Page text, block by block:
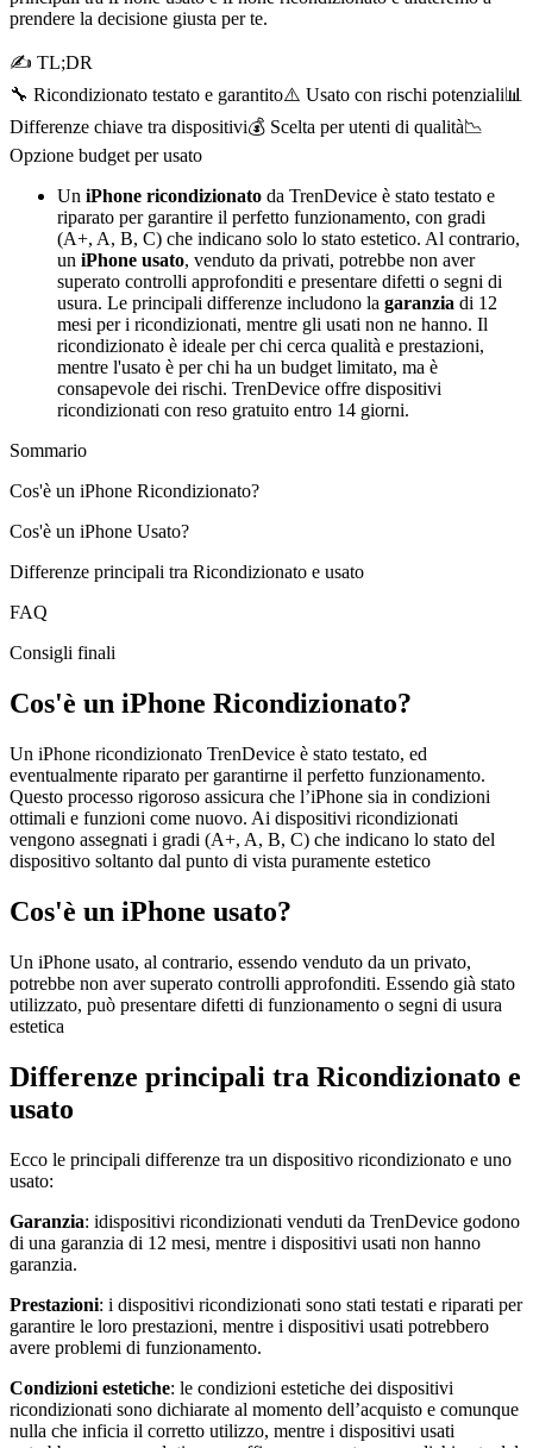
prendere la decisione giusta per te.
✍ TL;DR
🔧 Ricondizionato testato e garantito⚠️ Usato con rischi potenziali📊
Differenze chiave tra dispositivi💰 Scelta per utenti di qualità📉
Opzione budget per usato
Un iPhone ricondizionato da TrenDevice è stato testato e
riparato per garantire il perfetto funzionamento, con gradi
(A+, A, B, C) che indicano solo lo stato estetico. Al contrario,
un iPhone usato, venduto da privati, potrebbe non aver
superato controlli approfonditi e presentare difetti o segni di
usura. Le principali differenze includono la garanzia di 12
mesi per i ricondizionati, mentre gli usati non ne hanno. Il
ricondizionato è ideale per chi cerca qualità e prestazioni,
mentre l'usato è per chi ha un budget limitato, ma è
consapevole dei rischi. TrenDevice offre dispositivi
ricondizionati con reso gratuito entro 14 giorni.
Sommario
Cos'è un iPhone Ricondizionato?
Cos'è un iPhone Usato?
Differenze principali tra Ricondizionato e usato
FAQ
Consigli finali
Cos'è un iPhone Ricondizionato?
Un iPhone ricondizionato TrenDevice è stato testato, ed
eventualmente riparato per garantirne il perfetto funzionamento.
Questo processo rigoroso assicura che l’iPhone sia in condizioni
ottimali e funzioni come nuovo. Ai dispositivi ricondizionati
vengono assegnati i gradi (A+, A, B, C) che indicano lo stato del
dispositivo soltanto dal punto di vista puramente estetico
Cos'è un iPhone usato?
Un iPhone usato, al contrario, essendo venduto da un privato,
potrebbe non aver superato controlli approfonditi. Essendo già stato
utilizzato, può presentare difetti di funzionamento o segni di usura
estetica
Differenze principali tra Ricondizionato e
usato
Ecco le principali differenze tra un dispositivo ricondizionato e uno
usato:
Garanzia: idispositivi ricondizionati venduti da TrenDevice godono
di una garanzia di 12 mesi, mentre i dispositivi usati non hanno
garanzia.
Prestazioni: i dispositivi ricondizionati sono stati testati e riparati per
garantire le loro prestazioni, mentre i dispositivi usati potrebbero
avere problemi di funzionamento.
Condizioni estetiche: le condizioni estetiche dei dispositivi
ricondizionati sono dichiarate al momento dell’acquisto e comunque
nulla che inficia il corretto utilizzo, mentre i dispositivi usati